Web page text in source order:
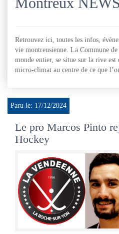
Retrouvez ici, toutes les infos,
vie montreusienne. La Commune
monde entier, se situe sur la rive
micro-climat au centre de ce que
Paru le: 17/12/2024
Le pro Marcos Pinto
Hockey